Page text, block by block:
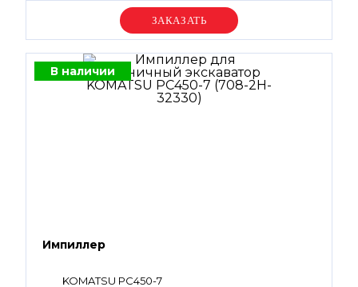
Уточняйте цену
В наличии
Импиллер
KOMATSU PC450-7